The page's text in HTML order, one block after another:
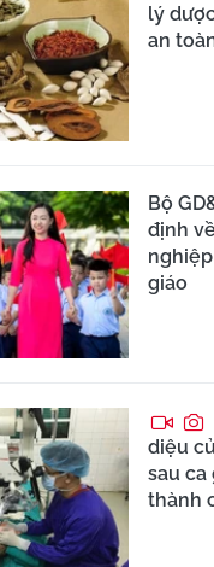
lý
an
Bộ
định
giáo
diệu
sau ca
thành